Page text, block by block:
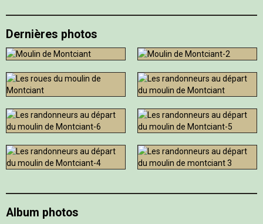
Dernières photos
Album photos